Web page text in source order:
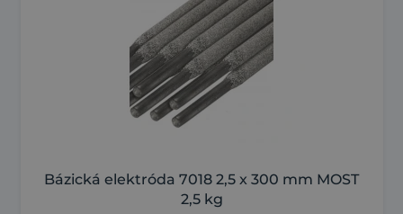
Bázická elektróda 7018 2,5 x 300 mm MOST
2,5 kg